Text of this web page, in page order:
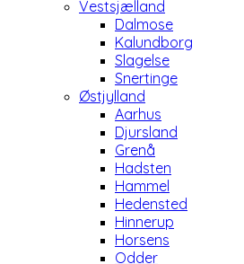
Vestsjælland
Dalmose
Kalundborg
Slagelse
Snertinge
Østjylland
Aarhus
Djursland
Grenå
Hadsten
Hammel
Hedensted
Hinnerup
Horsens
Odder